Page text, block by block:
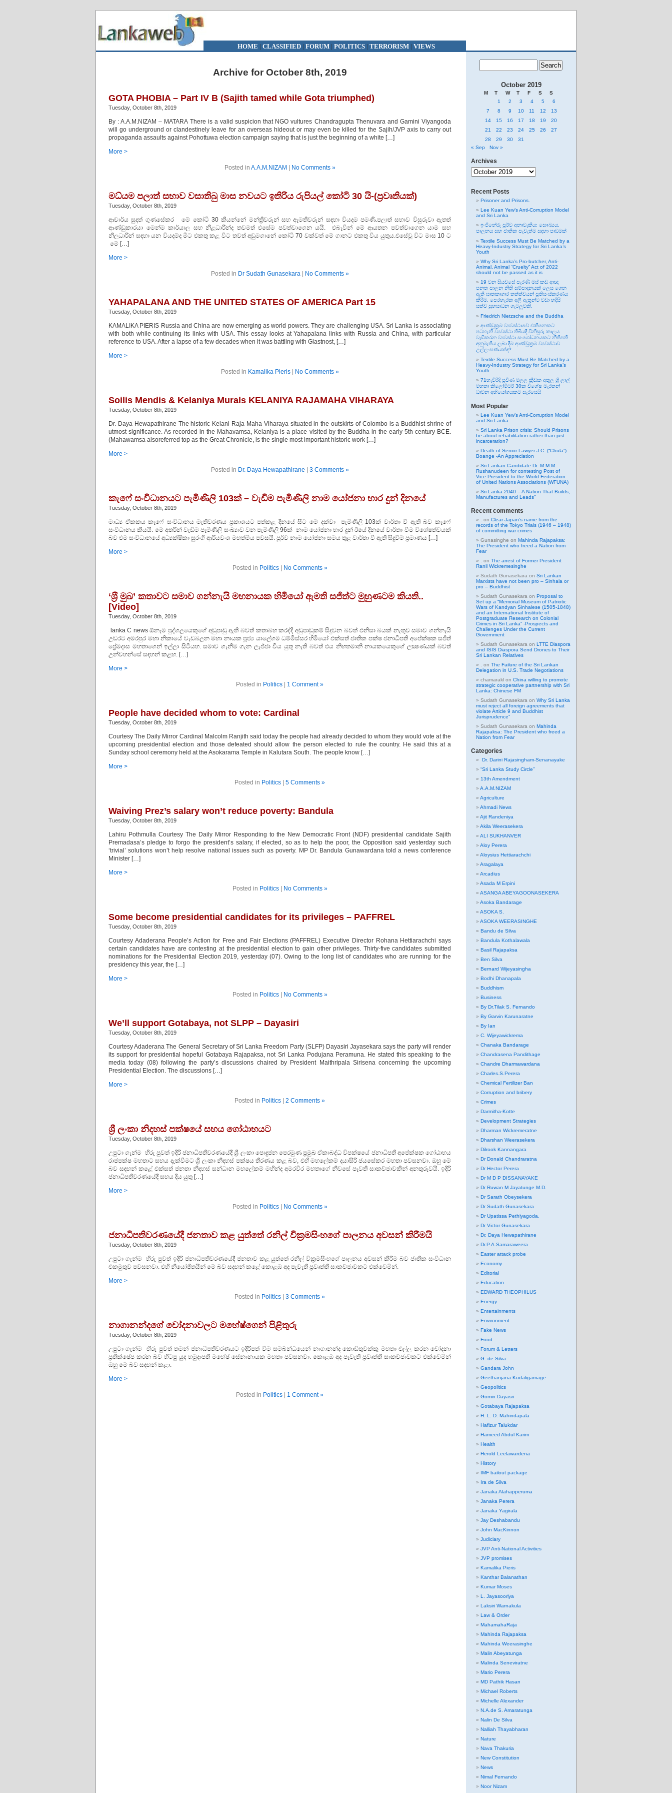
HOME | CLASSIFIED| FORUM| POLITICS | TERRORISM| VIEWS
Archive for October 8th, 2019
GOTA PHOBIA – Part IV B (Sajith tamed while Gota triumphed)
Tuesday, October 8th, 2019
By : A.A.M.NIZAM – MATARA There is a valid suspicion that NGO vultures Chandragupta Thenuvara and Gamini Viyangoda
will go underground or clandestinely leave for an overseas hideout or may even be killed for the Sajih/JVP axis to carry out
propaganda assaults against Pohottuwa election campaign saying that is just the beginning of a white […]
More >
Posted in A.A.M.NIZAM No Comments »
මධ්යම පලාත් සභාව වසාතිබු මාස නවයට ඉතිරිය රුපියල් කෝටි 30 යි-(ප්‍රවෘතියක්)
Tuesday, October 8th, 2019
ආචාර්ය සුදත් ගුණසේකර මේ කෝටි 30 කියන්නේ මන්ත්‍රිවරුන් සහ ඇමතිවරුන් සඳහා වියදම පමණි.පලාත් සභාව විසුරුවා ඇතත්
ආණ්ඩුකාරයා මෙන්ම කාර්යාල සහ නිළධාරීන්ද තවමත් එසේම පවත්වාගෙන යයි. එබැවින් මේ ආයතන පවත්වාගෙන යාම සහ
නිලධාරින් සඳහා යන වියදම්ද මීට එකතු කළ විට තවත් අඩුමගානේ කෝටි 70 වක්වත් මේ ගානට එකතු විය යුතුය.එසේවූ විට මාස 10 ට
මේ […]
More >
Posted in Dr Sudath Gunasekara| No Comments »
YAHAPALANA AND THE UNITED STATES OF AMERICA Part 15
Tuesday, October 8th, 2019
KAMALIKA PIERIS Russia and China are now emerging as world powers. They are challenging USA. Sri Lanka is associating
with both while continuing its links with USA. This essay looks at Yahapalana links with Russia and China, with particular
reference to USA. After a lapse of a few decades when it was battling with Glastnost, […]
More >
Posted in Kamalika Pieris| No Comments »
Soilis Mendis & Kelaniya Murals KELANIYA RAJAMAHA VIHARAYA
Tuesday, October 8th, 2019
Dr. Daya Hewapathirane The historic Kelani Raja Maha Viharaya situated in the outskirts of Colombo is a Buddhist shrine of
utmost significance. As recorded in the Mahavamsa, Kelaniya is a place visited by the Buddha in the early 5th century BCE.
(Mahawamsa alsoreferred top as the Great Chronicle, is the single most important historic work […]
More >
Posted in Dr. Daya Hewapathirane 3 Comments »
කැෆේ සංවිධානයට පැමිණිලි 103ක් – වැඩිම පැමිණිලි නාම යෝජනා භාර දුන් දිනයේ
Tuesday, October 8th, 2019
මාධ්‍ය ඒ්කකය කැ‍ෆේ සංවිධානය මැතිවරණය ප්‍රකාශයට පත්කළ දිනයේ සිට මේ දක්වා පැමිණිලි 103ක් වාර්තා වී ඇති බව කැෆේ
සංවිධානය කියයි. මේ අතරින් වැඩිම පැමිණිලි සංඛ්‍යාව වන පැමිණිලි 96ක් නාම යෝජනා භාර දුන් ඊයේ දිනයේ වාර්තා වීම විශේෂත්වයක්
බව එම සංවිධානයේ අධ්‍යක්ෂිකා සුරංගි ආරියවංශ මහත්මිය පවසයි. පූර්ව නාම යෝජනා සමය තුළ වාර්තා වී ඇති සිදුවීම් ප්‍රමාණය […]
More >
Posted in Politics| No Comments »
‘ශ‍්‍රී මුඛ’ කතාවට සමාව ගන්නැයි මහනායක හිමියෝ ඇමති සජිත්ට මුහුණටම කියති..
[Video]
Tuesday, October 8th, 2019
lanka C news ඕනෑම පුද්ගලයෙකුගේ අඩුපාඩු ඇති බවත් කතාබහ කරද්දී අඩුපාඩුකම් සිදුවන බවත් එනිසා බයක් නැතුව සමාව ගන්නැයි
උඩරට අමරපුර මහා නිකායේ වැඩබලන මහා නායක පූජ්‍ය යාලේගම ධම්මිස්සර හිමියෝ එක්සත් ජාතික පක්ෂ ජනාධිපති අපේක්ෂක සජිත්
ප්‍රේමදාස මහතාගෙන් ඉල්ලා සිටියහ. සමාව ගැනීම ගැන ලැජ්ජා විය යුතු නැති බවත් එය නිහතමානි නායකයෙකුගේ ලක්‍ෂණයක් බවත්
උන්වහන්සේ සඳහන් කළහ. […]
More >
Posted in Politics 1 Comment »
People have decided whom to vote: Cardinal
Tuesday, October 8th, 2019
Courtesy The Daily Mirror Cardinal Malcolm Ranjith said today the people had already decided to whom they would vote at the
upcoming presidential election and those defeated should allow the person elected to rule the country. He said this at a
Sunday school ceremony held at the Asokarama Temple in Kalutara South. The people know […]
More >
Posted in Politics 5 Comments »
Waiving Prez’s salary won’t reduce poverty: Bandula
Tuesday, October 8th, 2019
Lahiru Pothmulla Courtesy The Daily Mirror Responding to the New Democratic Front (NDF) presidential candidate Sajith
Premadasa’s pledge to forgo the president’s salary, if elected, so as to help the poor, the Opposition said yesterday such
‘trivial’ solutions won’t help resolve national issues such as poverty. MP Dr. Bandula Gunawardana told a news conference
Minister […]
More >
Posted in Politics| No Comments »
Some become presidential candidates for its privileges – PAFFREL
Tuesday, October 8th, 2019
Courtesy Adaderana People’s Action for Free and Fair Elections (PAFFREL) Executive Director Rohana Hettiarachchi says
certain candidates have are contesting at the presidential election to gain other privileges. Thirty-five candidates submitted
nominations for the Presidential Election 2019, yesterday (07). Owing to the long list of candidates who are running for the
presidency this year, the […]
More >
Posted in Politics| No Comments »
We’ll support Gotabaya, not SLPP – Dayasiri
Tuesday, October 8th, 2019
Courtesy Adaderana The General Secretary of Sri Lanka Freedom Party (SLFP) Dayasiri Jayasekara says the party will render
its support for presidential hopeful Gotabaya Rajapaksa, not Sri Lanka Podujana Peramuna. He stated this speaking to the
media today (08) following the party’s discussions chaired by President Maithripala Sirisena concerning the upcoming
Presidential Election. The discussions […]
More >
Posted in Politics 2 Comments »
ශ්‍රී ලංකා නිදහස් පක්ෂයේ සහය ගෝඨාභයට
Tuesday, October 8th, 2019
උපුටා ගැන්ම හිරු පුවත් ඉදිරි ජනාධිපතිවරණයේදී ශ්‍රී ලංකා පොදුජන පෙරමුණ ප්‍රමුඛ ඒකාබද්ධ විපක්ෂයේ ජනාධිපති අපේක්ෂක ගෝඨාභය
රාජපක්ෂ මහතාට සහය දැක්වීමට ශ්‍රී ලංකා නිදහස් පක්ෂය තීරණය කළ බව, එහි මහලේකම් දයාසිරි ජයසේකර මහතා පවසනවා. ඔහු මේ
බව සඳහන් කළේ එක්සත් ජනතා නිදහස් සන්ධාන මහලේකම් මහින්ද අමරවීර මහතාගේ නිවසේ පැවති සාකච්ඡාවකින් අනතුරුවයි. ඉදිරි
ජනාධිපතිවරණයේදී සහය දිය යුතු […]
More >
Posted in Politics| No Comments »
ජනාධිපතිවරණයේදී ජනතාව කළ යුත්තේ රනිල් වික්‍රමසිංහගේ පාලනය අවසන් කිරීමයි
Tuesday, October 8th, 2019
උපුටා ගැන්ම හිරු පුවත් ඉදිරි ජනාධිපතිවරණයේදී ජනතාව කළ යුත්තේ රනිල් වික්‍රමසිංහගේ පාලනය අවසන් කිරීම බව ජාතික සංවිධාන
එකමුතුව පවසනවා. එහි නියෝජිතයින් මේ බව සදහන් කළේ කොළඹ අද පැවැති ප්‍රවෘත්ති සාකච්ඡාවකට එක්වෙමින්.
More >
Posted in Politics 3 Comments »
නාගානන්දගේ චෝදනාවලට මහේෂ්ගෙන් පිළිතුරු
Tuesday, October 8th, 2019
උපුටා ගැන්ම හිරු පුවත් තමන් ජනාධිපතිවරණයට ඉදිරිපත් වීම සම්බන්ධයෙන් නාගානන්ද කොඩිතුවක්කු මහතා එල්ල කරන චෝදනා
ප්‍රතික්ෂේප කරන බව හිටපු යුද හමුදාපති මහේෂ් සේනානායක මහතා පවසනවා. කොළඹ අද පැවැති ප්‍රවෘත්ති සාකච්ඡාවකට එක්වෙමින්
ඔහු මේ බව සඳහන් කළා.
More >
Posted in Politics 1 Comment »
October 2019
M T W T F S
S
1
2 3 4 5
6
7
8 9 10 11 12
13
14
15 16 17 18 19
20
21
22 23 24 25 26
27
28
29 30
31
« Sep
Nov »
Archives
Archives
Recent Posts
Prisoner and Prisons.
Lee Kuan Yew’s Anti-Corruption Model
and Sri Lanka
ඉංජිනේරු පූර්ව අනාවැකිය: සෞඛ්‍යය,
පාලනය සහ ජාතික පැවැත්ම සඳහා පාඩමක්
Textile Success Must Be Matched by a
Heavy-Industry Strategy for Sri Lanka’s
Youth
Why Sri Lanka’s Pro-butcher, Anti-
Animal, Animal “Cruelty” Act of 2022
should not be passed as it is
19 වන සියවසේ පැරණි මස් කඩ ආඥා
පනත පාලන නීති සම්පාදනයක් ලෙස ගෙන
ඇති ඝාතකාගාර තත්ත්වයන් ප්‍රතිසංස්කරණය
කිරීම, පෙරහැරක අලි ඇතුන්ට වඩා හදිසි
සත්ව සුභසාධන ගැටලුවකි.
Friedrich Nietzsche and the Buddha
ආණ්ඩුක්‍රම ව්‍යවස්ථාවේ එකිනෙකට
පටහැනි ව්‍යවස්ථා තිබියදී විනිසුරු කාලය
වැඩිකරන ව්‍යවස්ථා සංශෝධනයකට නීතිපති
අනුමැතිය ලබා දීම ආණ්ඩුක්‍රම ව්‍යවස්ථාව
උල්ලංඝණයක්ද?
Textile Success Must Be Matched by a
Heavy-Industry Strategy for Sri Lanka’s
Youth
71හැවිරිදි ප්‍රවීණ මලල ක්‍රීඩක අතුල ශ්‍රී ලාල්
මහතා කිලෝමීටර් 30ක විශේෂ මැරතන්
ධාවන අභියෝගයකට සැරසෙයි
Most Popular
Lee Kuan Yew’s Anti-Corruption Model
and Sri Lanka
Sri Lanka Prison crisis: Should Prisons
be about rehabilitation rather than just
incarceration?
Death of Senior Lawyer J.C. (“Chula”)
Boange -An Appreciation
Sri Lankan Candidate Dr. M.M.M.
Rushanudeen for contesting Post of
Vice President to the World Federation
of United Nations Associations (WFUNA)
Sri Lanka 2040 – A Nation That Builds,
Manufactures and Leads”
Recent comments
on Clear Japan’s name from the
records of the Tokyo Trials (1946 – 1948)
of committing war crimes
Gunasinghe on Mahinda Rajapaksa:
The President who freed a Nation from
Fear
on The arrest of Former President
Ranil Wickremesinghe
Sudath Gunasekara on Sri Lankan
Marxists have not been pro – Sinhala or
pro – Buddhist
Sudath Gunasekara on Proposal to
Set up a “Memorial Museum of Patriotic
Wars of Kandyan Sinhalese (1505-1848)
and an International Institute of
Postgraduate Research on Colonial
Crimes in Sri Lanka” -Prospects and
Challenges Under the Current
Government
Sudath Gunasekara on LTTE Diaspora
and ISIS Diaspora Send Drones to Their
Sri Lankan Relatives
on The Failure of the Sri Lankan
Delegation in U.S. Trade Negotiations
chamarakl on China willing to promote
strategic cooperative partnership with Sri
Lanka: Chinese FM
Sudath Gunasekara on Why Sri Lanka
must reject all foreign agreements that
violate Article 9 and Buddhist
Jurisprudence”
Sudath Gunasekara on Mahinda
Rajapaksa: The President who freed a
Nation from Fear
Categories
Dr. Darini Rajasingham-Senanayake
“Sri Lanka Study Circle”
13th Amendment
A.A.M.NIZAM
Agriculture
Ahmadi News
Ajit Randeniya
Akila Weerasekera
ALI SUKHANVER
Aloy Perera
Aloysius Hettiarachchi
Aragalaya
Arcadius
Asada M Erpini
ASANGA ABEYAGOONASEKERA
Asoka Bandarage
ASOKA S.
ASOKA WEERASINGHE
Bandu de Silva
Bandula Kothalawala
Basil Rajapaksa
Ben Silva
Bernard Wijeyasingha
Bodhi Dhanapala
Buddhism
Business
By Dr.Tilak S. Fernando
By Garvin Karunaratne
By Ian
C. Wijeyawickrema
Chanaka Bandarage
Chandrasena Pandithage
Chandre Dharmawardana
Charles.S.Perera
Chemical Fertilizer Ban
Corruption and bribery
Crimes
Darmitha-Kotte
Development Strategies
Dharman Wickremeratne
Dharshan Weerasekera
Dilrook Kannangara
Dr Donald Chandraratna
Dr Hector Perera
Dr M D P DISSANAYAKE
Dr Ruwan M Jayatunge M.D.
Dr Sarath Obeysekera
Dr Sudath Gunasekara
Dr Upatissa Pethiyagoda.
Dr Victor Gunasekara
Dr. Daya Hewapathirane
Dr.P.A.Samaraweera
Easter attack probe
Economy
Editorial
Education
EDWARD THEOPHILUS
Energy
Entertainments
Environment
Fake News
Food
Forum & Letters
G. de Silva
Gandara John
Geethanjana Kudaligamage
Geopolitics
Gomin Dayasri
Gotabaya Rajapaksa
H. L. D. Mahindapala
Hafizur Talukdar
Hameed Abdul Karim
Health
Herold Leelawardena
History
IMF bailout package
Ira de Silva
Janaka Alahapperuma
Janaka Perera
Janaka Yagirala
Jay Deshabandu
John MacKinnon
Judiciary
JVP Anti-National Activities
JVP promises
Kamalika Pieris
Kanthar Balanathan
Kumar Moses
L. Jayasooriya
Laksiri Warnakula
Law & Order
MahamahaRaja
Mahinda Rajapaksa
Mahinda Weerasinghe
Malin Abeyatunga
Malinda Seneviratne
Mario Perera
MD Pathik Hasan
Michael Roberts
Michelle Alexander
N.A.de S. Amaratunga
Nalin De Silva
Nalliah Thayabharan
Nature
Nava Thakuria
New Constitution
News
Nimal Fernando
Noor Nizam